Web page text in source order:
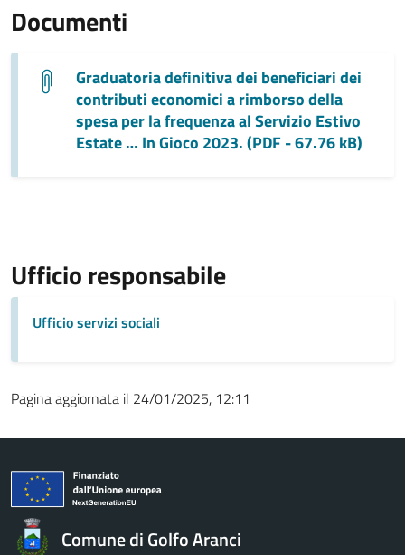
Documenti
Graduatoria definitiva dei beneficiari dei
contributi economici a rimborso della
spesa per la frequenza al Servizio Estivo
Estate … In Gioco 2023. (PDF - 67.76 kB)
Ufficio responsabile
Ufficio servizi sociali
Pagina aggiornata il 24/01/2025, 12:11
Comune di Golfo Aranci